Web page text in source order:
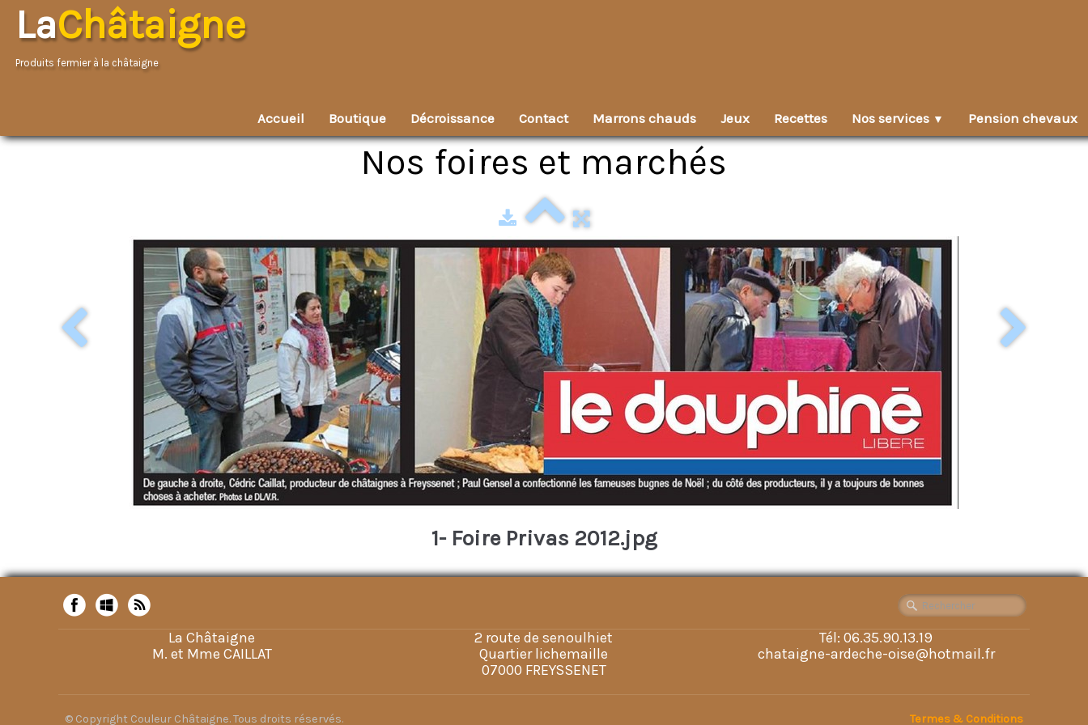
LaChâtaigne
Produits fermier à la châtaigne
Accueil Boutique Décroissance Contact Marrons chauds Jeux Recettes Nos services ▼ Pension chevaux
Nos foires et marchés
1- Foire Privas 2012.jpg
La Châtaigne
M. et Mme CAILLAT
2 route de senoulhiet
Quartier lichemaille
07000 FREYSSENET
Tél: 06.35.90.13.19
chataigne-ardeche-oise@hotmail.fr
© Copyright Couleur Châtaigne. Tous droits réservés. Termes & Conditions